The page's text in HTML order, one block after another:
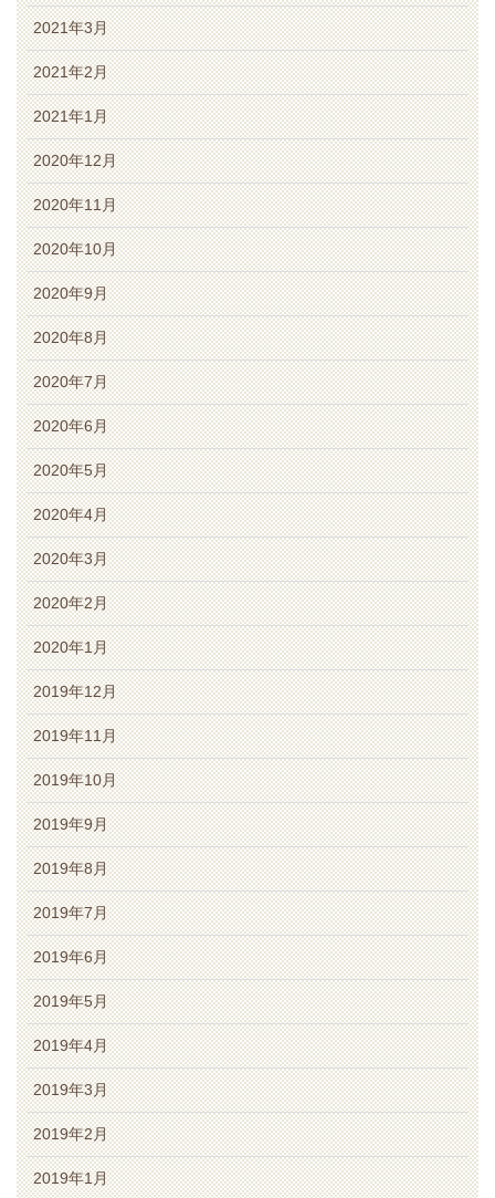
2021年3月
2021年2月
2021年1月
2020年12月
2020年11月
2020年10月
2020年9月
2020年8月
2020年7月
2020年6月
2020年5月
2020年4月
2020年3月
2020年2月
2020年1月
2019年12月
2019年11月
2019年10月
2019年9月
2019年8月
2019年7月
2019年6月
2019年5月
2019年4月
2019年3月
2019年2月
2019年1月